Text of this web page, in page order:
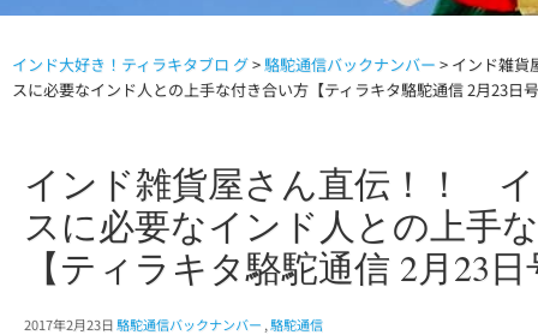
駱駝通信バックナンバー インドが大好き!! 商品につ
インド大好き！ティラキタブロ グ>駱駝通信バックナンバー > インド雑
スに必要なインド人との上手な付き合い方【ティラキタ駱駝通信 2月23日
インド雑貨屋さん直伝！！
スに必要なインド人との上手
【ティラキタ駱駝通信 2月23
2017年2月23日駱駝通信バックナンバー ,駱駝通信